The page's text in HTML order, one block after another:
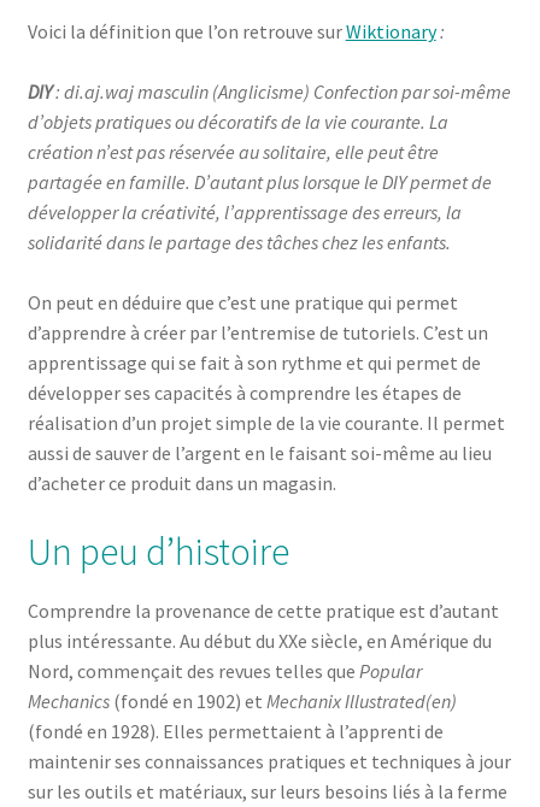
Voici la définition que l’on retrouve surWiktionary:
DIY: di.aj.waj masculin (Anglicisme) Confection par soi-même
d’objets pratiques ou décoratifs de la vie courante. La
création n’est pas réservée au solitaire, elle peut être
partagée en famille. D’autant plus lorsque le DIY permet de
développer la créativité, l’apprentissage des erreurs, la
solidarité dans le partage des tâches chez les enfants.
On peut en déduire que c’est une pratique qui permet
d’apprendre à créer par l’entremise de tutoriels. C’est un
apprentissage qui se fait à son rythme et qui permet de
développer ses capacités à comprendre les étapes de
réalisation d’un projet simple de la vie courante. Il permet
aussi de sauver de l’argent en le faisant soi-même au lieu
d’acheter ce produit dans un magasin.
Un peu d’histoire
Comprendre la provenance de cette pratique est d’autant
plus intéressante. Au début du XXe siècle, en Amérique du
Nord, commençait des revues telles que Popular
Mechanics(fondé en 1902) et Mechanix Illustrated(en)
(fondé en 1928). Elles permettaient à l’apprenti de
maintenir ses connaissances pratiques et techniques à jour
sur les outils et matériaux, sur leurs besoins liés à la ferme